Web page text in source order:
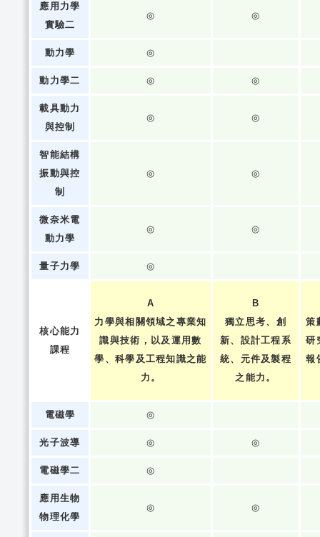
應用力學
實驗二
◎ ◎
動力學 ◎
動力學二 ◎ ◎
載具動力
與控制
◎ ◎
智能結構
振動與控
制
◎ ◎
微奈米電
動力學
◎ ◎
量子力學 ◎
核心能力
課程
A
力學與相關領域之專業知
識與技術，以及運用數
學、科學及工程知識之能
力。
B
獨立思考、創
新、設計工程系
統、元件及製程
之能力。
策
研
報
電磁學 ◎
光子波導 ◎ ◎
電磁學二 ◎
應用生物
物理化學
◎ ◎